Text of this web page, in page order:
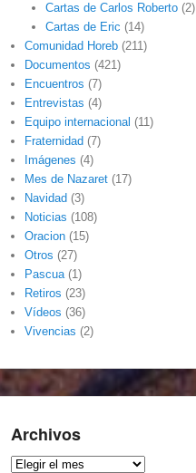
Cartas de Carlos Roberto(2)
Cartas de Eric (14)
Comunidad Horeb (211)
Documentos (421)
Encuentros (7)
Entrevistas (4)
Equipo internacional (11)
Fraternidad (7)
Imágenes (4)
Mes de Nazaret (17)
Navidad (3)
Noticias (108)
Oracion (15)
Otros (27)
Pascua(1)
Retiros (23)
Vídeos (36)
Vivencias (2)
Archivos
Archivos